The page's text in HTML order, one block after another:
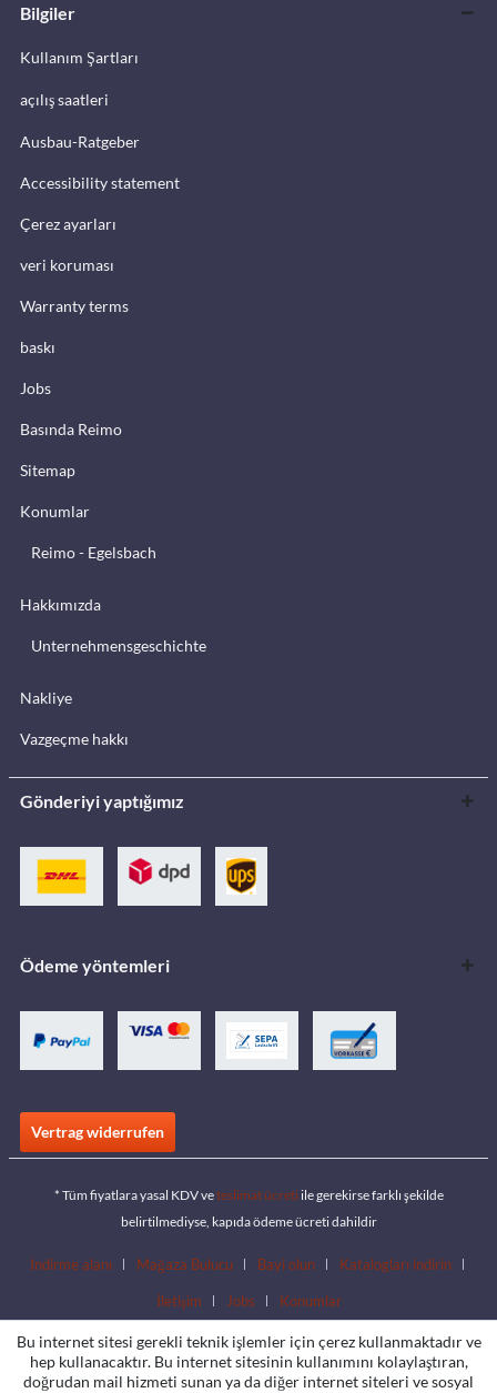
Bilgiler
Kullanım Şartları
açılış saatleri
Ausbau-Ratgeber
Accessibility statement
Çerez ayarları
veri koruması
Warranty terms
baskı
Jobs
Basında Reimo
Sitemap
Konumlar
Reimo - Egelsbach
Hakkımızda
Unternehmensgeschichte
Nakliye
Vazgeçme hakkı
Gönderiyi yaptığımız
Ödeme yöntemleri
Vertrag widerrufen
* Tüm fiyatlara yasal KDV veteslimat ücreti ile gerekirse farklı şekilde
belirtilmediyse, kapıda ödeme ücreti dahildir
İndirme alanı Mağaza Bulucu Bayi olun Katalogları indirin
İletişim Jobs Konumlar
Bu internet sitesi gerekli teknik işlemler için çerez kullanmaktadır ve
hep kullanacaktır. Bu internet sitesinin kullanımını kolaylaştıran,
doğrudan mail hizmeti sunan ya da diğer internet siteleri ve sosyal